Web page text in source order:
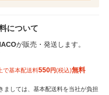
について
が販売・発送します。
で基本配送料550円(税込)無料
ましては、基本配送料を当社が負担